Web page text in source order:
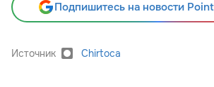
Подпишитесь на новости
Источник Chirtoca